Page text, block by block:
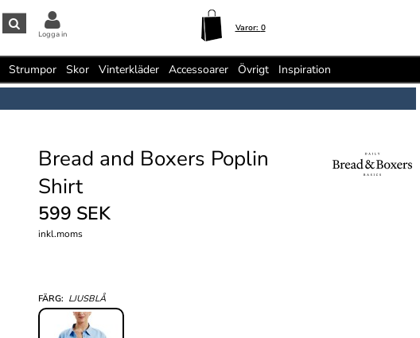
Varor: 0
Logga in
Strumpor Skor Vinterkläder Accessoarer Övrigt Inspiration
Bread and Boxers Poplin
Shirt
599 SEK
inkl.moms
FÄRG: LJUSBLÅ